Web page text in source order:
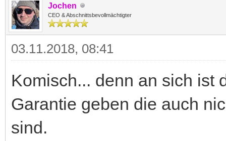
Jochen
CEO & Abschnittsbevollmächtigter
03.11.2018, 08:41
Komisch... denn an sich ist
Garantie geben die auch
sind.